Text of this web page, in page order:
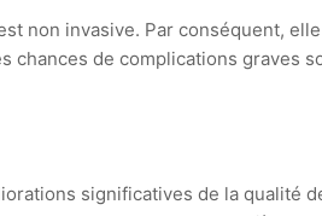
non invasive. Par conséquent,
de complications graves
significatives de la qualité